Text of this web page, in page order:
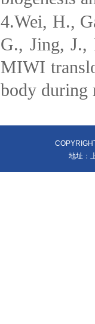
4.Wei, H.,
G., Jing, J.,
MIWI
body during
地址：